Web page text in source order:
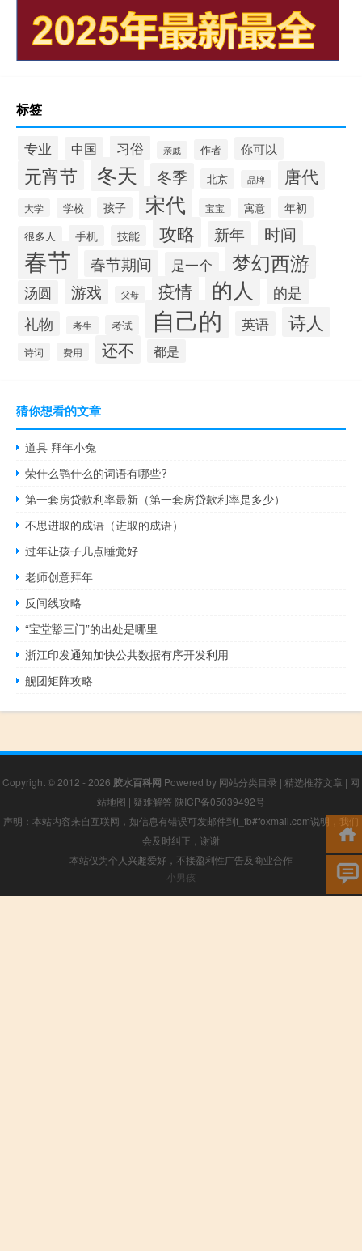
标签
专业 中国 习俗 亲戚 作者 你可以
元宵节 冬天 冬季 北京 品牌 唐代
大学 学校 孩子 宋代 宝宝 寓意 年初
很多人 手机 技能 攻略 新年 时间
春节 春节期间 是一个 梦幻西游
汤圆 游戏 父母 疫情 的人 的是
礼物 考生 考试 自己的 英语 诗人
诗词 费用 还不 都是
猜你想看的文章
道具 拜年小兔
荣什么鹗什么的词语有哪些?
第一套房贷款利率最新（第一套房贷款利率是多少）
不思进取的成语（进取的成语）
过年让孩子几点睡觉好
老师创意拜年
反间线攻略
“宝堂豁三门”的出处是哪里
浙江印发通知加快公共数据有序开发利用
舰团矩阵攻略
Copyright © 2012 - 2026 胶水百科网 Powered by 网站分类目录 | 精选推荐文章 | 网
站地图 | 疑难解答 陕ICP备05039492号
声明：本站内容来自互联网，如信息有错误可发邮件到f_fb#foxmail.com说明，我们
会及时纠正，谢谢
本站仅为个人兴趣爱好，不接盈利性广告及商业合作
小男孩